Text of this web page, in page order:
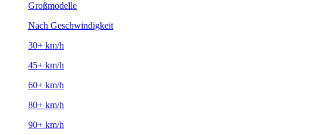
Großmodelle
Nach Geschwindigkeit
30+ km/h
45+ km/h
60+ km/h
80+ km/h
90+ km/h